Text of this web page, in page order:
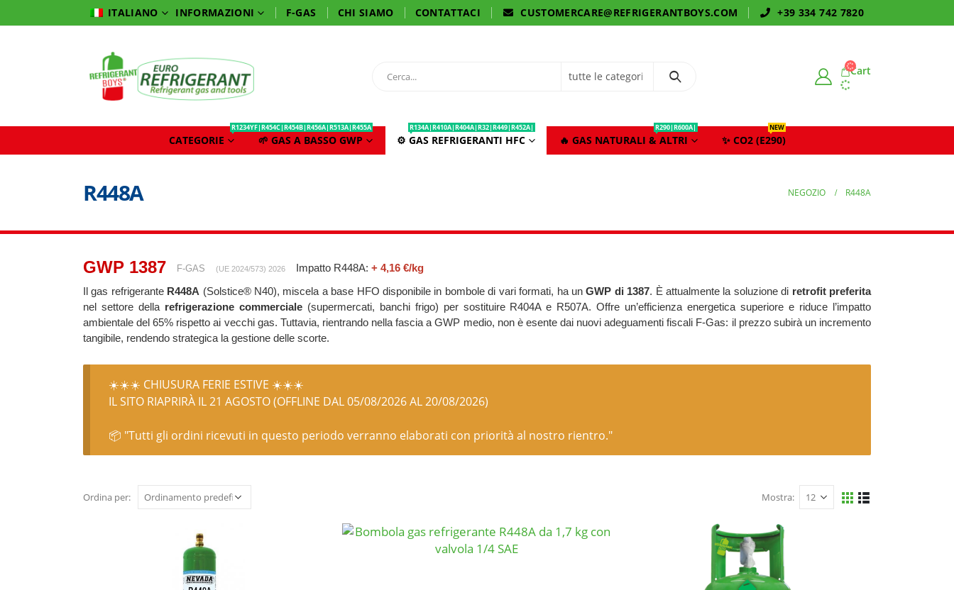
ITALIANO INFORMAZIONI F-GAS CHI SIAMO CONTATTACI CUSTOMERCARE@REFRIGERANTBOYS.COM +39 334 742 7820
Cart
CATEGORIE 🌱 GAS A BASSO GWP
R1234YF|R454C|R454B|R456A|R513A|R455A
⚙️ GAS REFRIGERANTI HFC
R134A|R410A|R404A|R32|R449|R452A|
🔥 GAS NATURALI & ALTRI
R290|R600A|
✨ CO2 (E290)
NEW
R448A NEGOZIO R448A
GWP 1387 F-GAS (UE 2024/573) 2026 Impatto R448A: + 4,16 €/kg
Il gas refrigerante R448A (Solstice® N40), miscela a base HFO disponibile in bombole di vari formati, ha unGWP di 1387. È attualmente la soluzione di retrofit preferita
nel settore della refrigerazione commerciale(supermercati, banchi frigo) per sostituire R404A e R507A. Offre un’efficienza energetica superiore e riduce l’impatto
ambientale del 65% rispetto ai vecchi gas. Tuttavia, rientrando nella fascia a GWP medio, non è esente dai nuovi adeguamenti fiscali F-Gas: il prezzo subirà un incremento
tangibile, rendendo strategica la gestione delle scorte.
☀️☀️☀️ CHIUSURA FERIE ESTIVE ☀️☀️☀️
IL SITO RIAPRIRÀ IL 21 AGOSTO (OFFLINE DAL 05/08/2026 AL 20/08/2026)
📦 "Tutti gli ordini ricevuti in questo periodo verranno elaborati con priorità al nostro rientro."
Ordina per: Mostra: